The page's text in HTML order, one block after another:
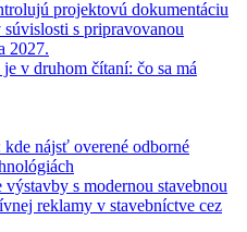
v druhom čítaní: čo sa má
kde nájsť overené odborné